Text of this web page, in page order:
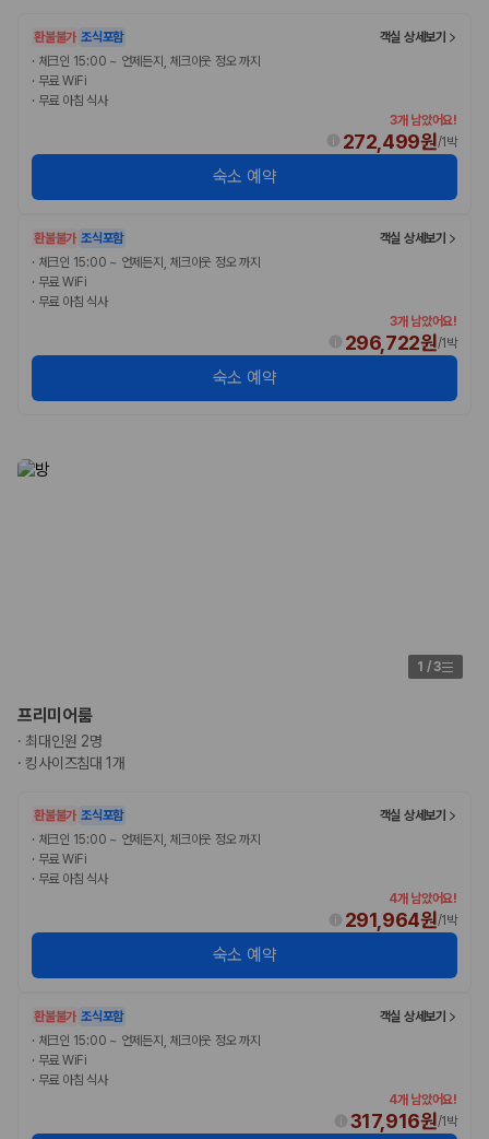
카모아는 제주렌트카부터 국내·해외 렌트카까지 비교할 수 있는 렌트카 가
격비교 플랫폼입니다.
누적 이용 고객수
사용자 리뷰
예약 가능 차량
전국 렌트카 지점
1,829 개
제주렌트카 가격비교 자주 묻는 질문
Q. 제주렌트카 가격비교는 카모아에서 어떻게 하나요?
A. 대여일, 반납일, 인수 지역을 선택하면 제주도 렌트카 업체별 가격, 차종,
보험 조건, 예약 가능 차량을 한 번에 비교할 수 있습니다.
Q. 가족 여행에는 어떤 제주 렌트카를 비교해야 하나요?
환불불가 조식포함
객실 상세보기
· 체크인 15:00 ~ 언제든지, 체크아웃 정오 까지
· 무료 WiFi
· 무료 아침 식사
3개 남았어요!
272,499원/1박
숙소 예약
환불불가 조식포함
객실 상세보기
· 체크인 15:00 ~ 언제든지, 체크아웃 정오 까지
· 무료 WiFi
· 무료 아침 식사
3개 남았어요!
296,722원/1박
숙소 예약
1 / 3
프리미어룸
· 최대인원 2명
·킹사이즈침대 1개
환불불가 조식포함
객실 상세보기
· 체크인 15:00 ~ 언제든지, 체크아웃 정오 까지
· 무료 WiFi
· 무료 아침 식사
4개 남았어요!
291,964원/1박
숙소 예약
환불불가 조식포함
객실 상세보기
· 체크인 15:00 ~ 언제든지, 체크아웃 정오 까지
· 무료 WiFi
· 무료 아침 식사
4개 남았어요!
317,916원/1박